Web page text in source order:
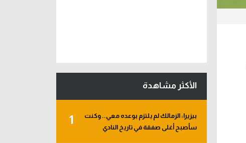
الأكثر مشاهدة
1
بيزيرا: الزمالك لم يلتزم بوعده معي.. وكنت
سأصبح أغلى صفقة في تاريخ النادي